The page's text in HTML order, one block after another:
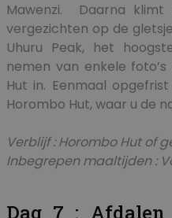
Mawenzi. Daarna
vergezichten op de
Uhuru Peak, het
nemen van enkele
Hut in. Eenmaal
Horombo Hut, waar u de
Verblijf : Horombo Hut of
Inbegrepen maaltijden :
Dag 7 :